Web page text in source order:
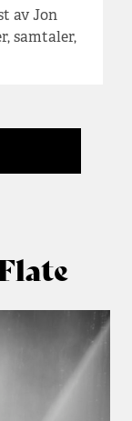
av Jon
samtaler,